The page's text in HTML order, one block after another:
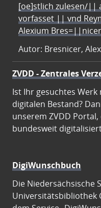
[oe]stlich zulesen/||
vorfasset || vnd
Alexium
Autor: Bresnicer,
ZVDD - Zentrales
Ist Ihr gesuchtes
digitalen Bestand?
unserem ZVDD
bundesweit
DigiWunschbuch
Die Niedersächsische
Universitätsbibliothek